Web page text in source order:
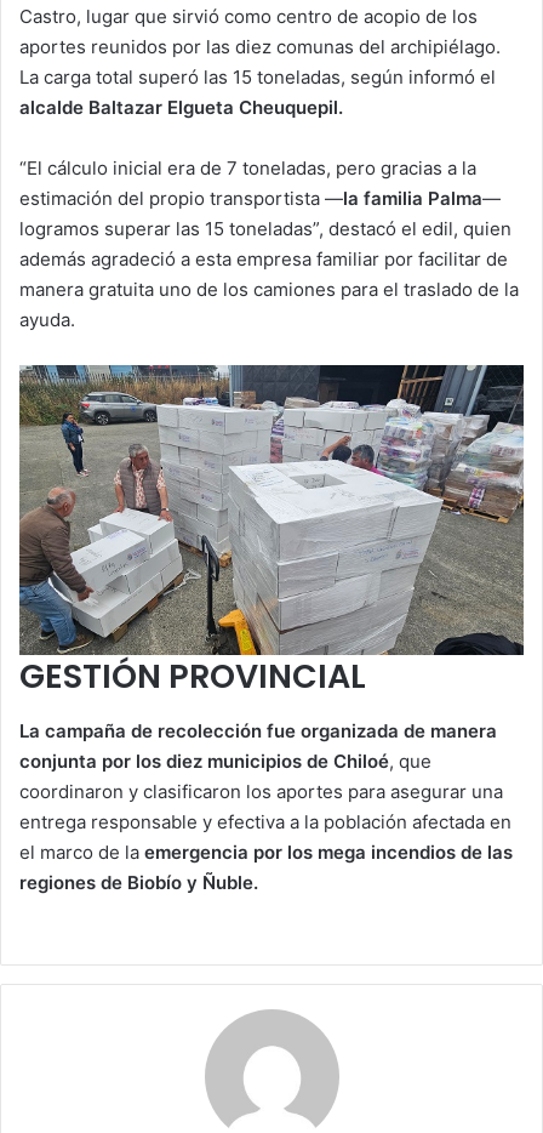
Castro, lugar que sirvió como centro de acopio de los
aportes reunidos por las diez comunas del archipiélago.
La carga total superó las 15 toneladas, según informó el
alcalde Baltazar Elgueta Cheuquepil.
“El cálculo inicial era de 7 toneladas, pero gracias a la
estimación del propio transportista —la familia Palma—
logramos superar las 15 toneladas”, destacó el edil, quien
además agradeció a esta empresa familiar por facilitar de
manera gratuita uno de los camiones para el traslado de la
ayuda.
GESTIÓN PROVINCIAL
La campaña de recolección fue organizada de manera
conjunta por los diez municipios de Chiloé, que
coordinaron y clasificaron los aportes para asegurar una
entrega responsable y efectiva a la población afectada en
el marco de la emergencia por los mega incendios de las
regiones de Biobío y Ñuble.